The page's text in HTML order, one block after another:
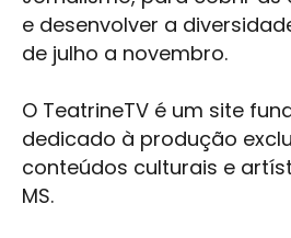
e desenvolver a
de julho a novembro.
O TeatrineTV é um site
dedicado à produção
conteúdos culturais e
MS.